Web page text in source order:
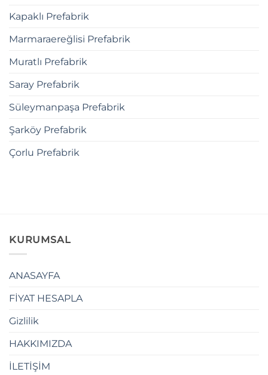
Kapaklı Prefabrik
Marmaraereğlisi Prefabrik
Muratlı Prefabrik
Saray Prefabrik
Süleymanpaşa Prefabrik
Şarköy Prefabrik
Çorlu Prefabrik
KURUMSAL
ANASAYFA
FİYAT HESAPLA
Gizlilik
HAKKIMIZDA
İLETİŞİM